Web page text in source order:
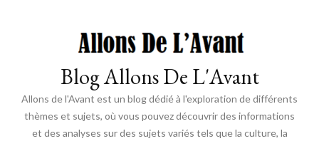
Blog Allons De L'Avant
Allons de l'Avant est un blog dédié à l'exploration de différents
thèmes et sujets, où vous pouvez découvrir des informations
et des analyses sur des sujets variés tels que la culture, la